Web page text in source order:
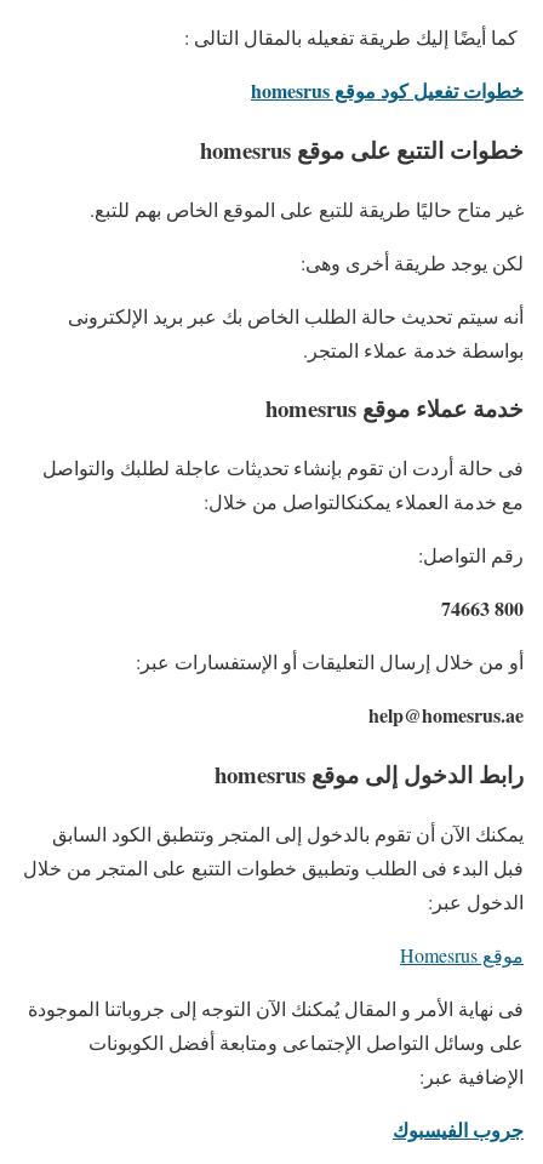
كما أيضًا إليك طريقة تفعيله بالمقال التالى :
خطوات تفعيل كود موقع homesrus
خطوات التتبع على موقع homesrus
غير متاح حاليًا طريقة للتبع على الموقع الخاص بهم للتبع.
لكن يوجد طريقة أخرى وهى:
أنه سيتم تحديث حالة الطلب الخاص بك عبر بريد الإلكترونى
بواسطة خدمة عملاء المتجر.
خدمة عملاء موقع homesrus
فى حالة أردت ان تقوم بإنشاء تحديثات عاجلة لطلبك والتواصل
مع خدمة العملاء يمكنكالتواصل من خلال:
رقم التواصل:
800 74663
أو من خلال إرسال التعليقات أو الإستفسارات عبر:
help@homesrus.ae
رابط الدخول إلى موقع homesrus
يمكنك الآن أن تقوم بالدخول إلى المتجر وتتطبق الكود السابق
فبل البدء فى الطلب وتطبيق خطوات التتبع على المتجر من خلال
الدخول عبر:
موقع Homesrus
فى نهاية الأمر و المقال يُمكنك الآن التوجه إلى جروباتنا الموجودة
على وسائل التواصل الإجتماعى ومتابعة أفضل الكوبونات
الإضافية عبر:
جروب الفيسبوك